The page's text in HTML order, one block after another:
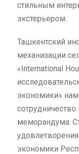
стильным
экстерьером.
Ташкентский
механизации
«International
экономики»
меморандума.
экономики